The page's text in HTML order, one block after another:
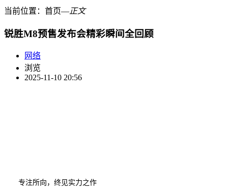
当前位置： 首页―正文
锐胜M8预售发布会精彩瞬间全回顾
网络
浏览
2025-11-10 20:56
专注所向，终见实力之作